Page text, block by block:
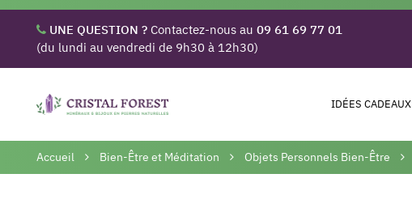
UNE QUESTION ? Contactez-nous au 09 61 69 77 01
(du lundi au vendredi de 9h30 à 12h30)
IDÉES CADEAUX
Accueil Bien-Être et Méditation Objets Personnels Bien-Être